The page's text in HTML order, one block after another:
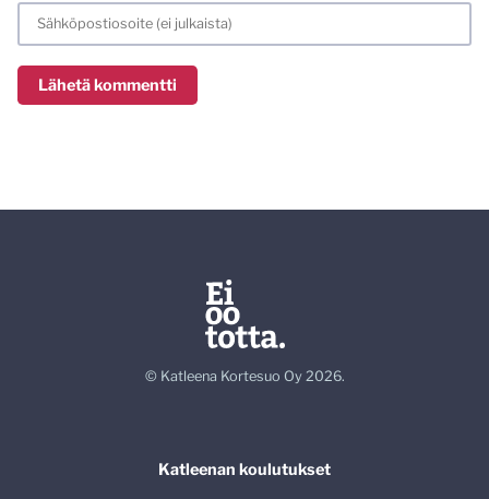
© Katleena Kortesuo Oy 2026.
Katleenan koulutukset